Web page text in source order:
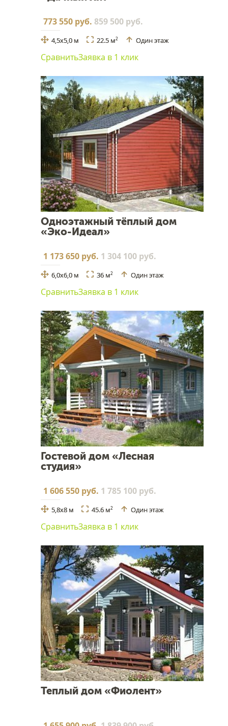
773 550 руб. 859 500 руб.
4,5х5,0 м 22.5 м2 Один этаж
СравнитьЗаявка в 1 клик
Одноэтажный тёплый дом
«Эко-Идеал»
1 173 650 руб. 1 304 100 руб.
6,0х6,0 м 36 м2 Один этаж
СравнитьЗаявка в 1 клик
Гостевой дом «Лесная
студия»
1 606 550 руб. 1 785 100 руб.
5,8x8 м 45.6 м2 Один этаж
СравнитьЗаявка в 1 клик
Теплый дом «Фиолент»